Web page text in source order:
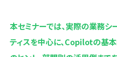
本セミナーでは、実際の業務シ
ティスを中心に、Copilotの基